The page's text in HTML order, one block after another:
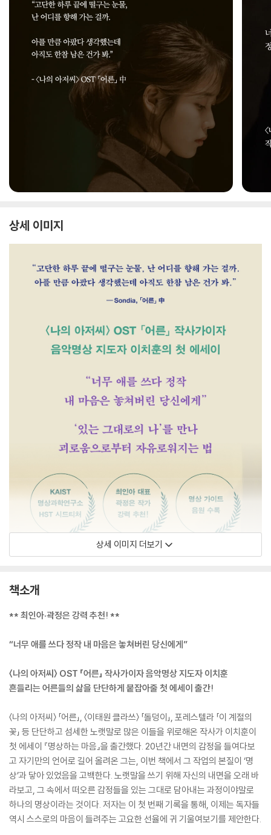
상세 이미지
상세 이미지 더보기
책소개
** 최인아·곽정은 강력 추천! **
“너무 애를 쓰다 정작 내 마음은 놓쳐버린 당신에게”
〈나의 아저씨〉 OST 「어른」 작사가이자 음악명상 지도자 이치훈
흔들리는 어른들의 삶을 단단하게 붙잡아줄 첫 에세이 출간!
〈나의 아저씨〉 「어른」, 〈이태원 클라쓰〉 「돌덩이」, 포레스텔라 「이 계절의
꽃」 등 단단하고 섬세한 노랫말로 많은 이들을 위로해온 작사가 이치훈이
첫 에세이 『명상하는 마음』을 출간했다. 20년간 내면의 감정을 들여다보
고 자기만의 언어로 길어 올려온 그는, 이번 책에서 그 작업의 본질이 ‘명
상’과 닿아 있었음을 고백한다. 노랫말을 쓰기 위해 자신의 내면을 오래 바
라보고, 그 속에서 떠오른 감정들을 있는 그대로 담아내는 과정이야말로
하나의 명상이라는 것이다. 저자는 이 첫 번째 기록을 통해, 이제는 독자들
역시 스스로의 마음이 들려주는 고요한 선율에 귀 기울여보기를 제안한다.